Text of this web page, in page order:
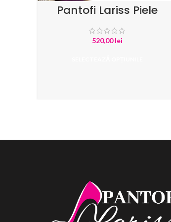
Pantofi Lariss Piele
Intoarsa Mov
520,00lei